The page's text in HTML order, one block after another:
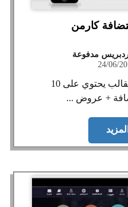
كارمن
مدفوعة
24/06/
قالب شركة استضافة كارمن القالب يحتوي على 10
+ عروض ...